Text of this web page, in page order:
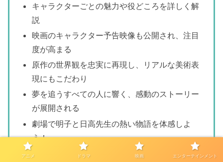
キャラクターごとの魅力や役どころを詳しく解
説
映画のキャラクター予告映像も公開され、注目
度が高まる
原作の世界観を忠実に再現し、リアルな美術表
現にもこだわり
夢を追うすべての人に響く、感動のストーリー
が展開される
劇場で明子と日高先生の熱い物語を体感しよ
う！
アニメ ドラマ 映画 エンターテインメント